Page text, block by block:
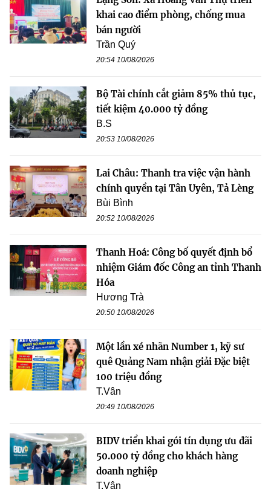
khai cao điểm phòng, chống mua
bán người
Trần Quý
20:54 10/08/2026
Bộ Tài chính cắt giảm 85% thủ tục,
tiết kiệm 40.000 tỷ đồng
B.S
20:53 10/08/2026
Lai Châu: Thanh tra việc vận hành
chính quyền tại Tân Uyên, Tả Lèng
Bùi Bình
20:52 10/08/2026
Thanh Hoá: Công bố quyết định bổ
nhiệm Giám đốc Công an tỉnh Thanh
Hóa
Hương Trà
20:50 10/08/2026
Một lần xé nhãn Number 1, kỹ sư
quê Quảng Nam nhận giải Đặc biệt
100 triệu đồng
T.Vân
20:49 10/08/2026
BIDV triển khai gói tín dụng ưu đãi
50.000 tỷ đồng cho khách hàng
doanh nghiệp
T.Vân